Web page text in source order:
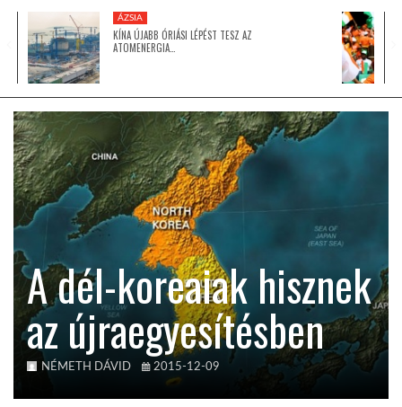
GLOBOTV BP
HÍR3D
TROPICALMAGAZIN
GLOBOTV
AFRIKA TUDÁSTÁR
A NAP SZÉPE
ÁZSIA
KÍNA ÚJABB ÓRIÁSI LÉPÉST TESZ AZ
ATOMENERGIA…
A dél-koreaiak hisznek
az újraegyesítésben
NÉMETH DÁVID 2015-12-09